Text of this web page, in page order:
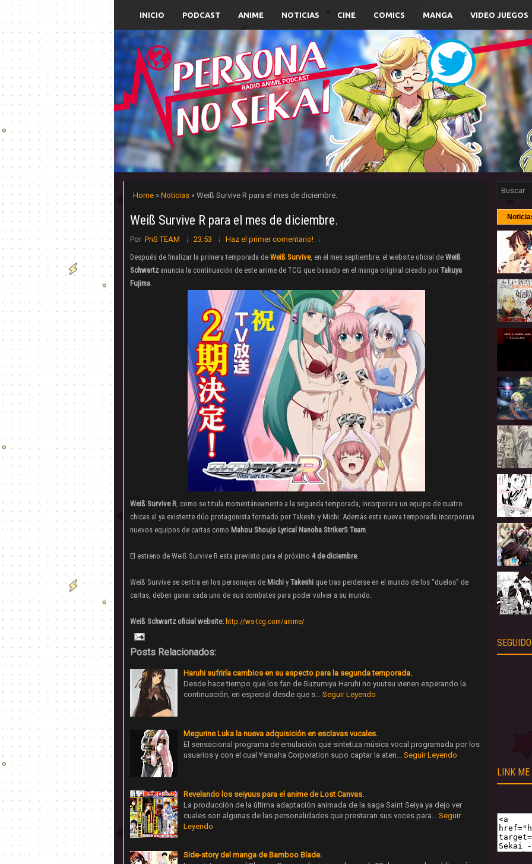
INICIO PODCAST ANIME NOTICIAS CINE COMICS MANGA VIDEO JUEGOS
Home » Noticias » Weiß Survive R para el mes de diciembre.
Weiß Survive R para el mes de diciembre.
Por PnS TEAM 23:53
Haz el primer comentario!
Después de finalizar la primera temporada de Weiß Survive, en el mes septiembre; el website oficial de Weiß
Schwartz anuncia la continuación de este anime de TCG que basado en el manga original creado por Takuya
Fujima.
Weiß Survive R, como se titula momentáneamente a la segunda temporada, incorporara un equipo de cuatro
chicas al ya existente dúo protagonista formado por Takeshi y Michi. Además esta nueva temporada incorporara
nuevos equipos de cartas como Mahou Shoujo Lyrical Nanoha StrikerS Team.
El estreno de Weiß Survive R esta previsto para el próximo 4 de diciembre.
Weiß Survive se centra en los personajes de Michi y Takeshi que tras perderse en el mundo de los “duelos” de
cartas, deben ganar cada uno de sus combates para poder volver a su mundo.
Weiß Schwartz oficial website: http://ws-tcg.com/anime/
Posts Relacionados:
Haruhi sufriría cambios en su aspecto para la segunda temporada.
Desde hace tiempo que los fan de Suzumiya Haruhi no yuutsu vienen esperando la
continuación, en especial desde que s… Seguir Leyendo
Megurine Luka la nueva adquisición en esclavas vucales.
El sensacional programa de emulación que sintetiza música vocal programada por los
usuarios y con el cual Yamaha Corporation supo captar la aten… Seguir Leyendo
Revelando los seiyuus para el anime de Lost Canvas.
La producción de la última adaptación animada de la saga Saint Seiya ya dejo ver
cuales son algunas de las personalidades que prestaran sus voces para… Seguir
Leyendo
Side-story del manga de Bamboo Blade.
LINK ME